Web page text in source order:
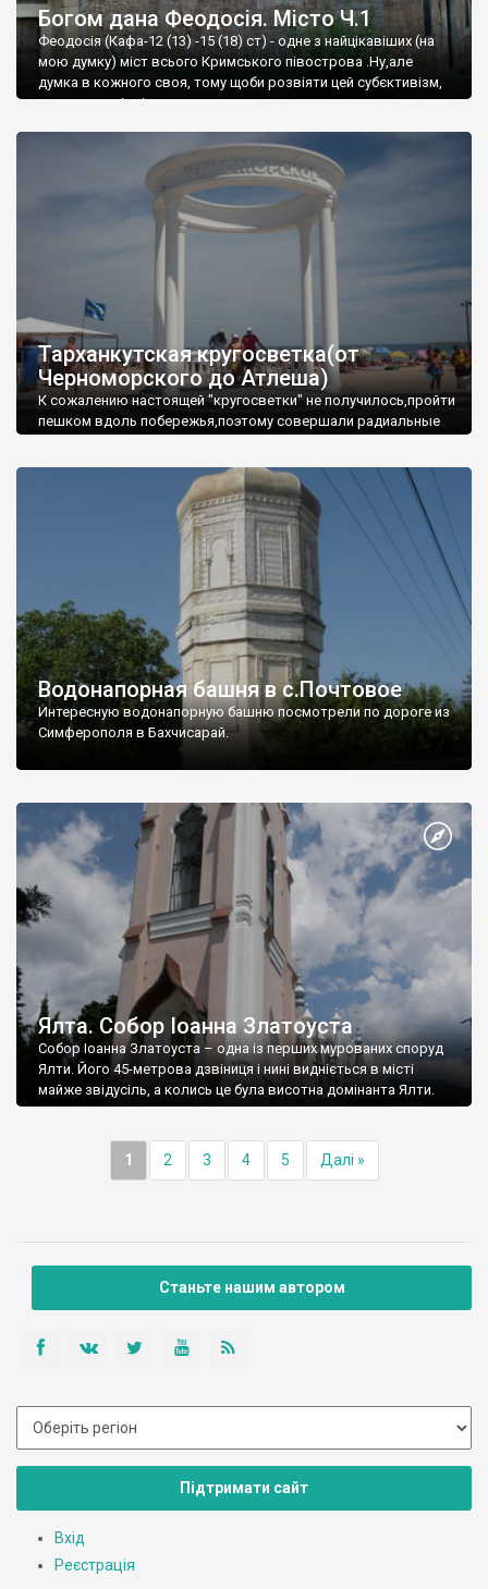
Богом дана Феодосія. Місто Ч.1
Феодосія (Кафа-12 (13) -15 (18) ст) - одне з найцікавіших (на
мою думку) міст всього Кримського півострова .Ну,але
думка в кожного своя, тому щоби розвіяти цей субєктивізм,
запрошую відвідати це
Тарханкутская кругосветка(от
Черноморского до Атлеша)
К сожалению настоящей "кругосветки" не получилось,пройти
пешком вдоль побережья,поэтому совершали радиальные
Водонапорная башня в с.Почтовое
Интересную водонапорную башню посмотрели по дороге из
Симферополя в Бахчисарай.
Ялта. Собор Іоанна Златоуста
Собор Іоанна Златоуста – одна із перших мурованих споруд
Ялти. Його 45-метрова дзвіниця і нині видніється в місті
майже звідусіль, а колись це була висотна домінанта Ялти.
1 2 3 4 5 Далі »
Станьте нашим автором
Підтримати сайт
Вхід
Реєстрація